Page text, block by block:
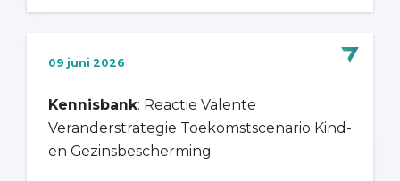
09 juni 2026
Kennisbank: Reactie Valente
Veranderstrategie Toekomstscenario Kind-
en Gezinsbescherming